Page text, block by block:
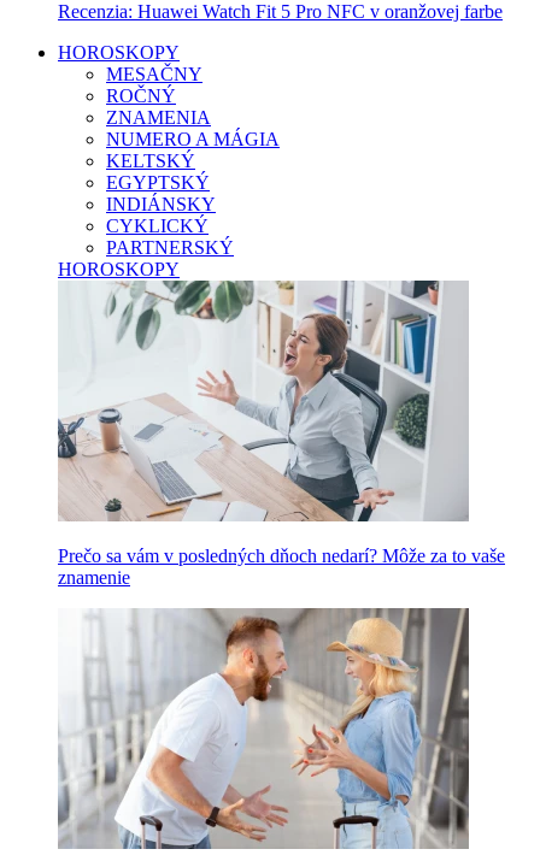
Recenzia: Huawei Watch Fit 5 Pro NFC v oranžovej farbe
HOROSKOPY
MESAČNY
ROČNÝ
ZNAMENIA
NUMERO A MÁGIA
KELTSKÝ
EGYPTSKÝ
INDIÁNSKY
CYKLICKÝ
PARTNERSKÝ
HOROSKOPY
Prečo sa vám v posledných dňoch nedarí? Môže za to vaše
znamenie